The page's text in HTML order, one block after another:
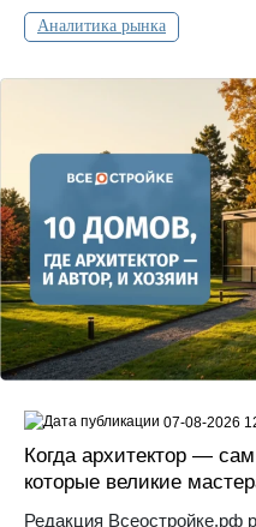
Аналитика рынка
Когда архитектор —
которые великие
Редакция Всеостройке.рф
07-08-2026